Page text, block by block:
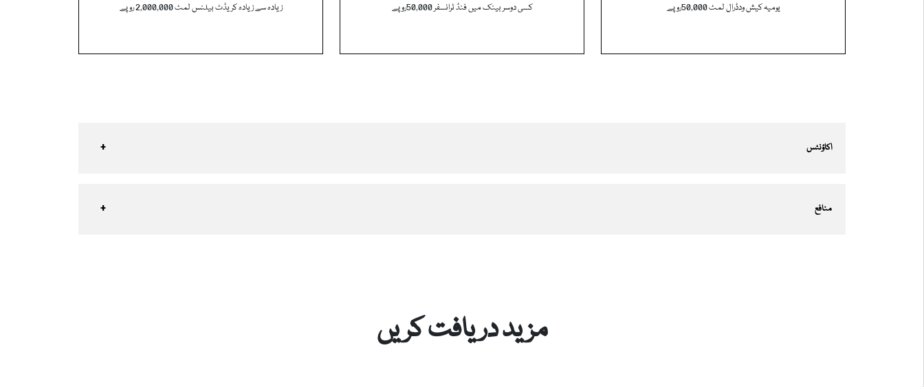
یومیہ کیش ودڈرال لمٹ 50,000روپے کسی دوسر بینک میں فنڈ ٹرانسفر 50,000روپے زیادہ سے زیادہ کریڈٹ بیلنس لمٹ 2,000,000 روپے
اکاؤنٹس
منافع
مزید دریافت کریں